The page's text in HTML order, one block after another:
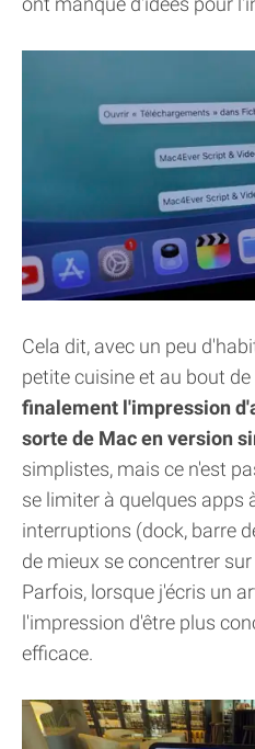
Cela dit, avec un peu
petite cuisine et au bout
finalement l'impression
sorte de Mac en version
simplistes, mais ce n'est
se limiter à quelques apps
interruptions (dock, barre
de mieux se concentrer
Parfois, lorsque j'écris un
l'impression d'être plus
efficace.